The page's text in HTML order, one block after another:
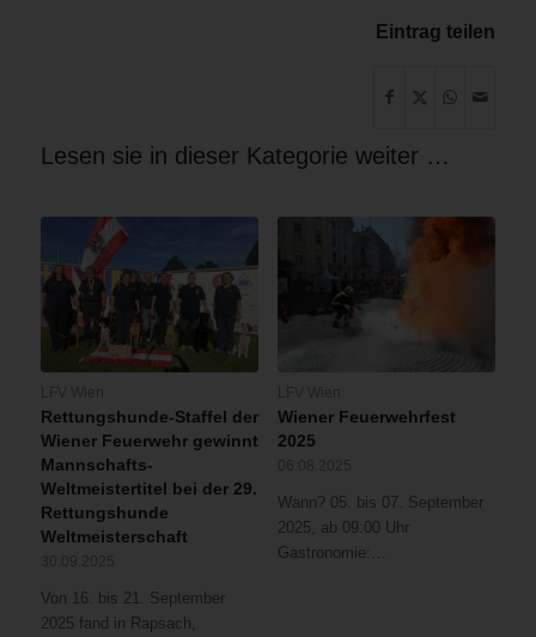
Eintrag teilen
Lesen sie in dieser Kategorie weiter …
Rettungshunde-Staffel der
Wiener Feuerwehr gewinnt
Mannschafts-
Weltmeistertitel bei der 29.
Rettungshunde
Weltmeisterschaft
Von 16. bis 21. September
2025 fand in Rapsach,
Wiener Feuerwehrfest
2025
Wann? 05. bis 07. September
2025, ab 09:00 Uhr
Gastronomie:…